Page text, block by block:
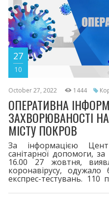
27
10
October 27, 2022 1444
ОПЕРАТИВНА
ЗАХВОРЮВАНОСТІ
МІСТУ ПОКРОВ
За інформацією
санітарної допомоги,
16.00 27 жовтня,
коронавірусу,
експрес-тестувань. 110
період у місті